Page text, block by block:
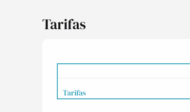
Tarifas
Tarifas